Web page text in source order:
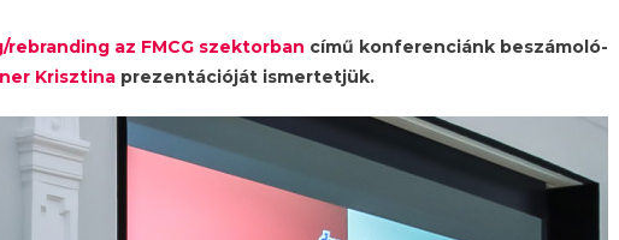
rebranding az FMCG szektorban című konferenciánk beszámoló-
Krisztina prezentációját ismertetjük.